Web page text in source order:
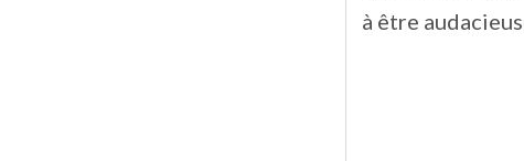
à être